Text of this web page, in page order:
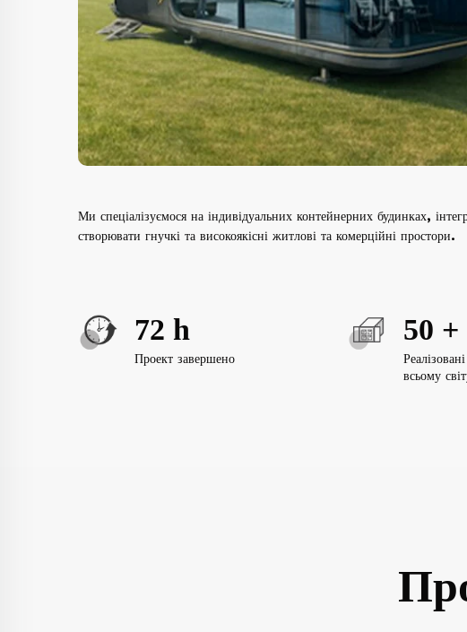
Ми спеціалізуємося на індивідуальних контейнерних будинках,
створювати гнучкі та високоякісні житлові та комерційні простори.
72 h
Проект завершено
50 +
всьому